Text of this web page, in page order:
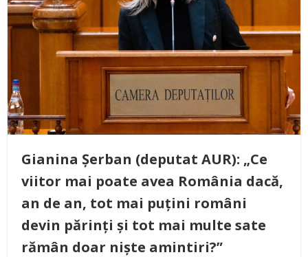
Gianina Șerban (deputat AUR): „Ce
viitor mai poate avea România dacă,
an de an, tot mai puțini români
devin părinți și tot mai multe sate
rămân doar niște amintiri?”